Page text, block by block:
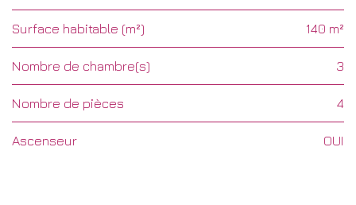
Surface habitable (m²) 140 m²
Nombre de chambre(s) 3
Nombre de pièces 4
Ascenseur OUI